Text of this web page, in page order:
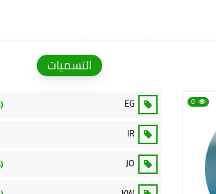
0
التسميات
EG
(175)
IR
JO
(186)